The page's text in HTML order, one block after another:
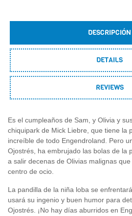
DESCRIPCIÓN
DETAILS
REVIEWS
Es el cumpleaños de Sam, y Olivia y
chiquipark de Mick Liebre, que tiene la
increíble de todo Engendroland. Pero
Ojostrés, ha embrujado las bolas de la
a salir decenas de Olivias malignas
centro de ocio.
La pandilla de la niña loba se
usará su ingenio y buen humor para
Ojostrés. ¡No hay días aburridos en